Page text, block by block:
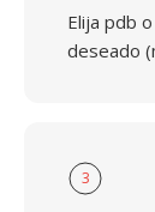
Elija pdb
deseado
3